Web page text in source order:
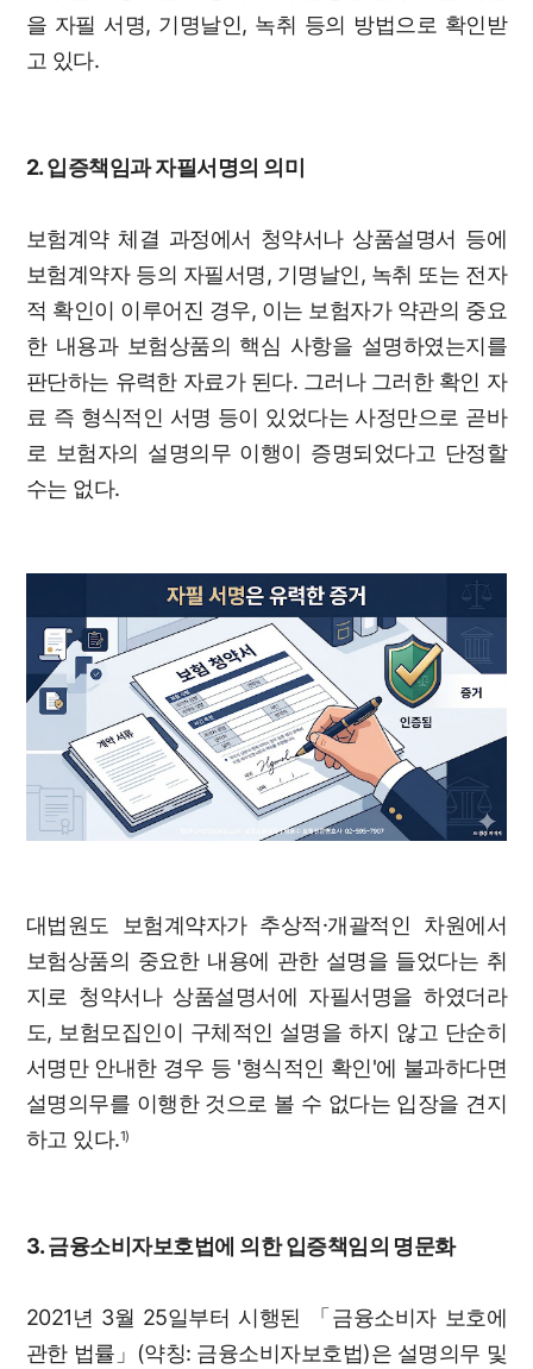
을 자필 서명, 기명날인, 녹취 등의 방법으로 확인받
고 있다.
2. 입증책임과 자필서명의 의미
보험계약 체결 과정에서 청약서나 상품설명서 등에
보험계약자 등의 자필서명, 기명날인, 녹취 또는 전자
적 확인이 이루어진 경우, 이는 보험자가 약관의 중요
한 내용과 보험상품의 핵심 사항을 설명하였는지를
판단하는 유력한 자료가 된다. 그러나 그러한 확인 자
료 즉 형식적인 서명 등이 있었다는 사정만으로 곧바
로 보험자의 설명의무 이행이 증명되었다고 단정할
수는 없다.
대법원도 보험계약자가 추상적·개괄적인 차원에서
보험상품의 중요한 내용에 관한 설명을 들었다는 취
지로 청약서나 상품설명서에 자필서명을 하였더라
도, 보험모집인이 구체적인 설명을 하지 않고 단순히
서명만 안내한 경우 등 '형식적인 확인'에 불과하다면
설명의무를 이행한 것으로 볼 수 없다는 입장을 견지
하고 있다.1)
3. 금융소비자보호법에 의한 입증책임의 명문화
2021년 3월 25일부터 시행된 「금융소비자 보호에
관한 법률」(약칭: 금융소비자보호법)은 설명의무 및